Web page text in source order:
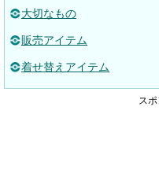
大切なもの
販売アイテム
着せ替えアイテム
ス